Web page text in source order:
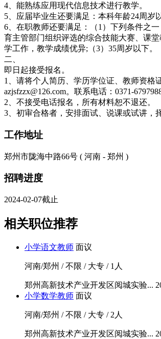
4、能熟练应用现代信息技术进行教学。
5、应届毕业生还要满足：本科年龄24周岁
6、在职教师还要满足：（1）下列条件之
育主管部门组织评选的综合技能大赛、课
学工作，教学成绩优异;（3）35周岁以下。
二、
即日起接受报名。
1、请将个人简历、学历学位证、教师资格
azjsfzzx@126.com。联系电话：0371-
2、不接受电话报名，所有材料恕不退还。
3、初审合格者，安排面试、说课或试讲，
工作地址
郑州市陇海中路66号 ( 河南 - 郑州 )
招聘进度
2024-02-07截止
相关职位推荐
小学语文教师 面议
河南/郑州 / 不限 / 大专 / 1人
郑州高新技术产业开发区阅城实验...
小学数学教师 面议
河南/郑州 / 不限 / 大专 / 2人
郑州高新技术产业开发区阅城实验...